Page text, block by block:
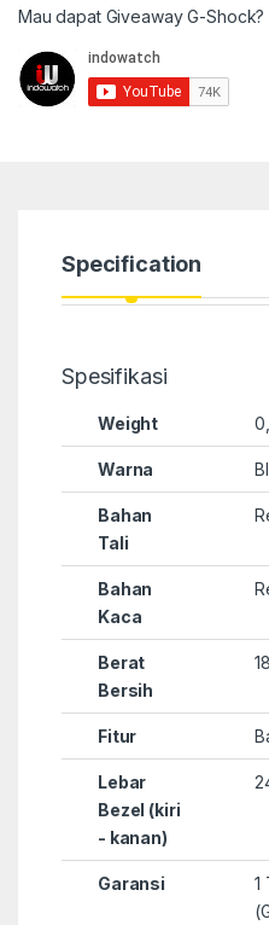
Mau dapat Giveaway G-
Specification
Spesifikasi
Weight
Warna
Bahan
Tali
Bahan
Kaca
Berat
Bersih
Fitur
Lebar
Bezel (kiri
- kanan)
Garansi
1